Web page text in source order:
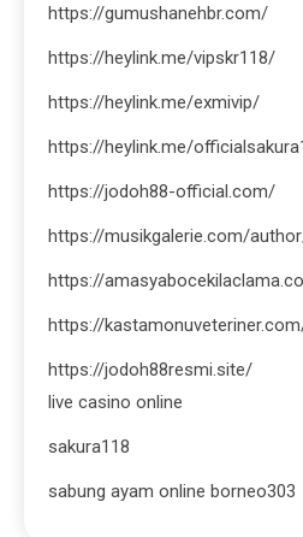
https://gumushanehbr.com/
https://heylink.me/vipskr118/
https://heylink.me/exmivip/
https://heylink.me/
https://jodoh88-official.com/
https://musikgalerie.com/
https://
https://
https://jodoh88resmi.site/
live casino online
sakura118
sabung ayam online borneo303